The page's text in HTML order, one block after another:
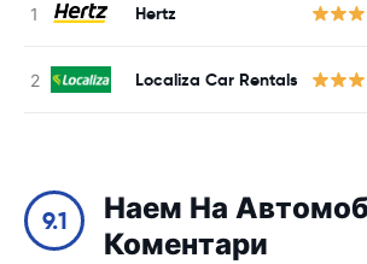
Hertz
Localiza Car Rentals
9.1
Наем На
Коментари